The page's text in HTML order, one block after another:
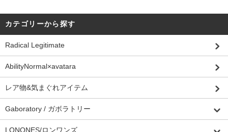
カテゴリーから探す
Radical Legitimate
AbilityNormal×avatara
レア物&気まぐれアイテム
Gaboratory / ガボラトリー
LONONES/ロンワンズ